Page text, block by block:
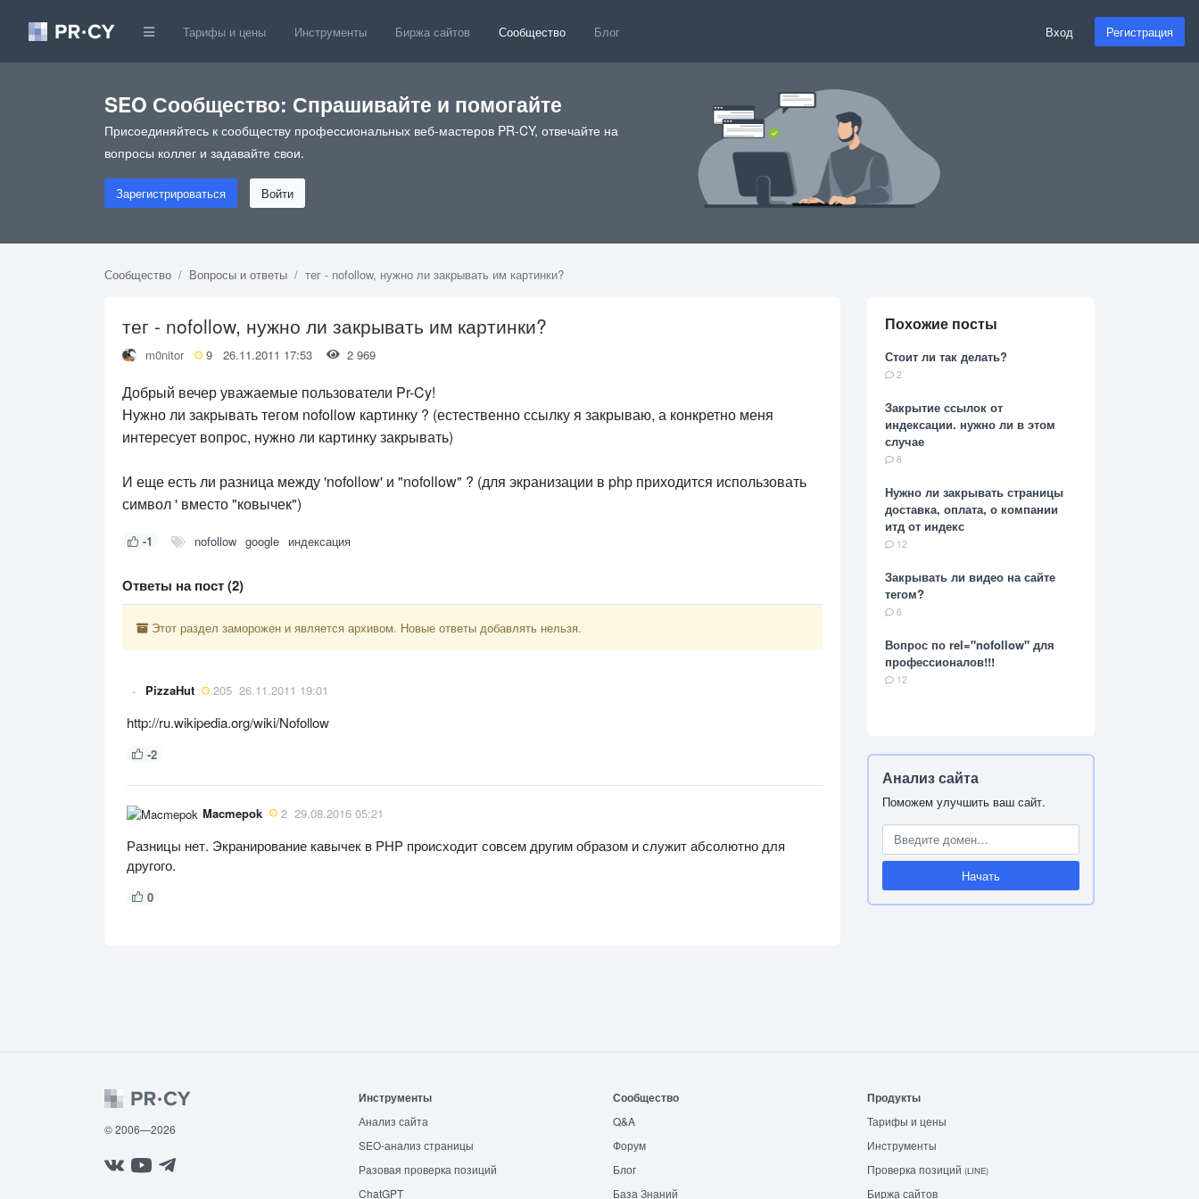
Тарифы и цены Инструменты Биржа сайтов Сообщество Блог Вход Регистрация
SEO Сообщество: Спрашивайте и помогайте
Присоединяйтесь к сообществу профессиональных веб-мастеров PR-CY, отвечайте на
вопросы коллег и задавайте свои.
Зарегистрироваться Войти
Сообщество Вопросы и ответы тег - nofollow, нужно ли закрывать им картинки?
тег - nofollow, нужно ли закрывать им картинки?
m0nitor 9 26.11.2011 17:53 2 969
Добрый вечер уважаемые пользователи Pr-Cy!
Нужно ли закрывать тегом nofollow картинку ? (естественно ссылку я закрываю, а конкретно меня
интересует вопрос, нужно ли картинку закрывать)
И еще есть ли разница между 'nofollow' и "nofollow" ? (для экранизации в php приходится использовать
символ ' вместо "ковычек")
-1 nofollow google индексация
Ответы на пост (2)
Этот раздел заморожен и является архивом. Новые ответы добавлять нельзя.
PizzaHut 205 26.11.2011 19:01
http://ru.wikipedia.org/wiki/Nofollow
-2
Macmepok 2 29.08.2016 05:21
Разницы нет. Экранирование кавычек в PHP происходит совсем другим образом и служит абсолютно для
другого.
0
Похожие посты
Стоит ли так делать?
2
Закрытие ссылок от
индексации. нужно ли в этом
случае
8
Нужно ли закрывать страницы
доставка, оплата, о компании
итд от индекс
12
Закрывать ли видео на сайте
тегом?
6
Вопрос по rel="nofollow" для
профессионалов!!!
12
Анализ сайта
Поможем улучшить ваш сайт.
Начать
© 2006—2026
Инструменты
Анализ сайта
SEO-анализ страницы
Разовая проверка позиций
ChatGPT
Сообщество
Q&A
Форум
Блог
База Знаний
Продукты
Тарифы и цены
Инструменты
Проверка позиций (LINE)
Биржа сайтов